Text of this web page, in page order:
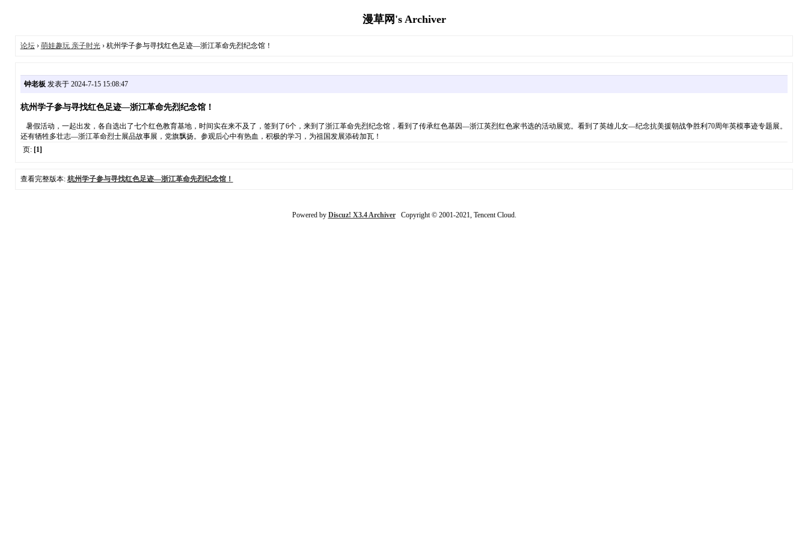
漫草网's Archiver
论坛› 萌娃趣玩 亲子时光› 杭州学子参与寻找红色足迹—浙江革命先烈纪念馆！
钟老板发表于 2024-7-15 15:08:47
杭州学子参与寻找红色足迹—浙江革命先烈纪念馆！
暑假活动，一起出发，各自选出了七个红色教育基地，时间实在来不及了，签到了6个，来到了浙江革命先烈纪念馆，看到了传承红色基因—浙江英烈红色家书选的活动展览。看到了英雄儿女—纪念抗美援朝战争胜利70周年英模事迹专题展。
还有牺牲多壮志—浙江革命烈士展品故事展，党旗飘扬。参观后心中有热血，积极的学习，为祖国发展添砖加瓦！
页: [1]
查看完整版本: 杭州学子参与寻找红色足迹—浙江革命先烈纪念馆！
Powered by Discuz! X3.4 ArchiverCopyright © 2001-2021, Tencent Cloud.